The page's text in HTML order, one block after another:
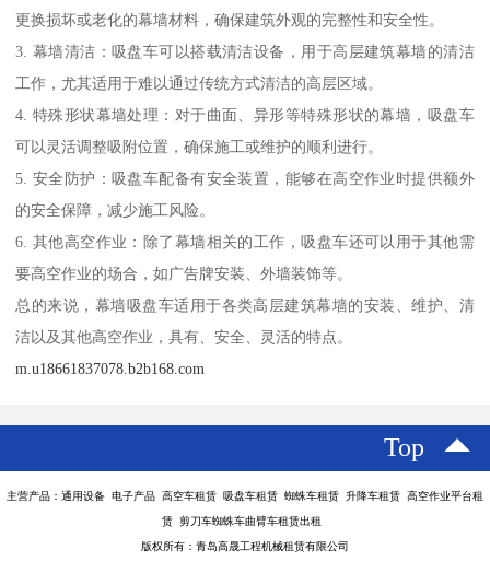
更换损坏或老化的幕墙材料，确保建筑外观的完整性和安全性。
3. 幕墙清洁：吸盘车可以搭载清洁设备，用于高层建筑幕墙的清洁
工作，尤其适用于难以通过传统方式清洁的高层区域。
4. 特殊形状幕墙处理：对于曲面、异形等特殊形状的幕墙，吸盘车
可以灵活调整吸附位置，确保施工或维护的顺利进行。
5. 安全防护：吸盘车配备有安全装置，能够在高空作业时提供额外
的安全保障，减少施工风险。
6. 其他高空作业：除了幕墙相关的工作，吸盘车还可以用于其他需
要高空作业的场合，如广告牌安装、外墙装饰等。
总的来说，幕墙吸盘车适用于各类高层建筑幕墙的安装、维护、清
洁以及其他高空作业，具有、安全、灵活的特点。
m.u18661837078.b2b168.com
Top
主营产品：通用设备 电子产品 高空车租赁 吸盘车租赁 蜘蛛车租赁 升降车租赁 高空作业平台租
赁 剪刀车蜘蛛车曲臂车租赁出租
版权所有：青岛高晟工程机械租赁有限公司